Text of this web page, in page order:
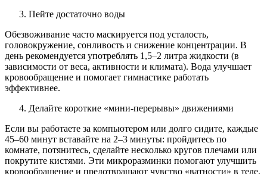
Пейте достаточно воды
Обезвоживание часто маскируется под усталость,
головокружение, сонливость и снижение концентрации. В
день рекомендуется употреблять 1,5–2 литра жидкости (в
зависимости от веса, активности и климата). Вода улучшает
кровообращение и помогает гимнастике работать
эффективнее.
Делайте короткие «мини‑перерывы» движениями
Если вы работаете за компьютером или долго сидите, каждые
45–60 минут вставайте на 2–3 минуты: пройдитесь по
комнате, потянитесь, сделайте несколько кругов плечами или
покрутите кистями. Эти микроразминки помогают улучшить
кровообращение и предотвращают чувство «ватности» в теле.